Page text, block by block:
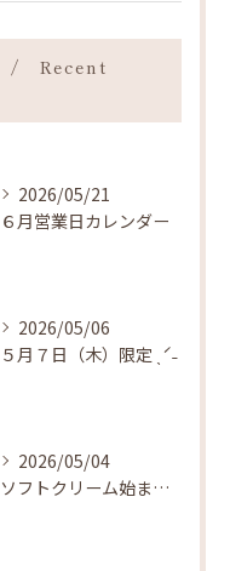
Recent
2026/05/21
６月営業日カレンダー
2026/05/06
５月７日（木）限定 ˎˊ˗
2026/05/04
ソフトクリーム始まりました ˎˊ˗